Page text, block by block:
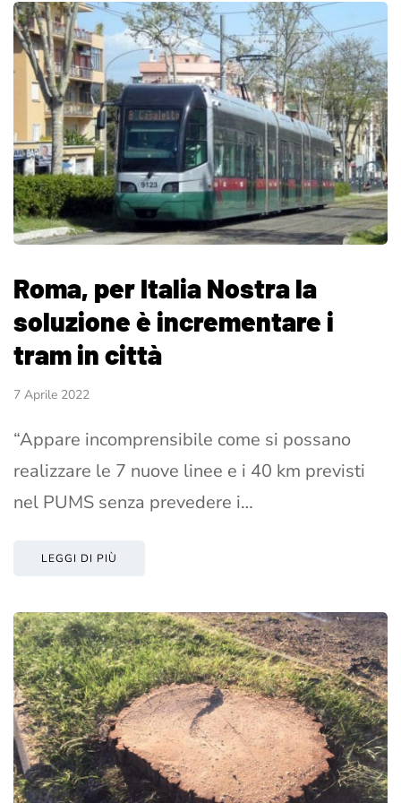
Roma, per Italia Nostra la
soluzione è incrementare i
tram in città
7 Aprile 2022
“Appare incomprensibile come si possano
realizzare le 7 nuove linee e i 40 km previsti
nel PUMS senza prevedere i…
LEGGI DI PIÙ